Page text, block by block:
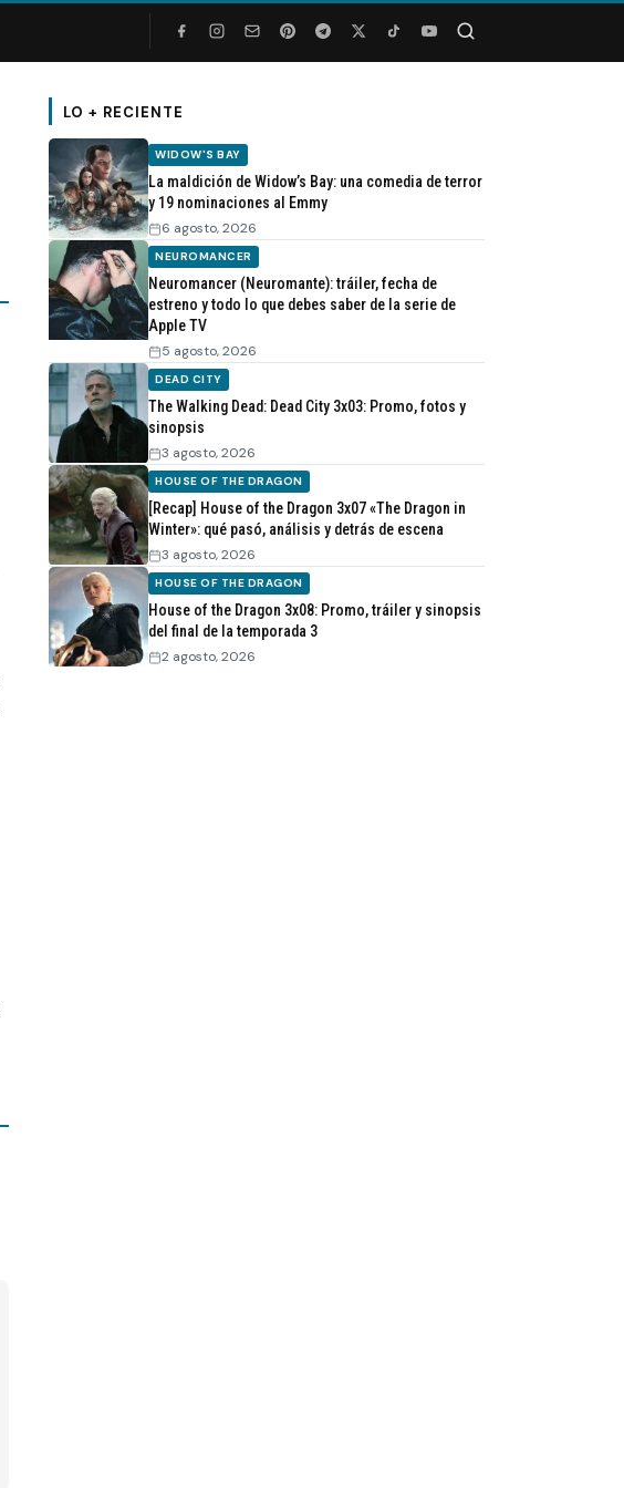
LO + RECIENTE
WIDOW'S BAY
La maldición de Widow’s Bay: una comedia de terror
y 19 nominaciones al Emmy
6 agosto, 2026
NEUROMANCER
Neuromancer (Neuromante): tráiler, fecha de
estreno y todo lo que debes saber de la serie de
Apple TV
5 agosto, 2026
DEAD CITY
The Walking Dead: Dead City 3x03: Promo, fotos y
sinopsis
3 agosto, 2026
HOUSE OF THE DRAGON
[Recap] House of the Dragon 3x07 «The Dragon in
Winter»: qué pasó, análisis y detrás de escena
3 agosto, 2026
HOUSE OF THE DRAGON
House of the Dragon 3x08: Promo, tráiler y sinopsis
del final de la temporada 3
2 agosto, 2026